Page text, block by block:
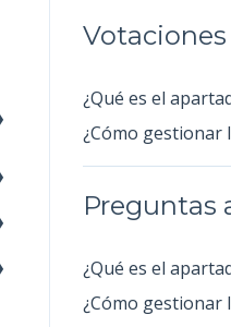
Votaciones
¿Qué es el
¿Cómo gestionar
Preguntas
¿Qué es el
¿Cómo gestionar